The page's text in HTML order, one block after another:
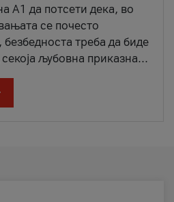
А1 да потсети дека, во
се почесто
безбедноста треба да биде
љубовна приказна...